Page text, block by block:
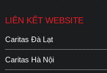
LIÊN KẾT WEBSITE
Caritas Đà Lạt
Caritas Hà Nội